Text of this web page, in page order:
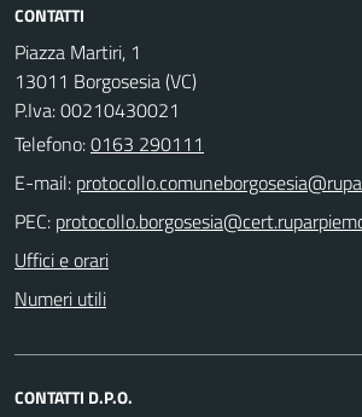
CONTATTI
Piazza Martiri, 1
13011 Borgosesia (VC)
P.Iva: 00210430021
Telefono:0163 290111
E-mail:
PEC:
Uffici e orari
Numeri utili
CONTATTI D.P.O.